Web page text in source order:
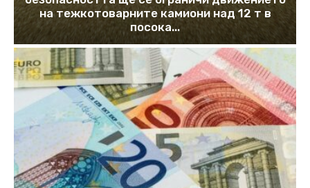
на тежкотоварните камиони над 12 т в
посока...